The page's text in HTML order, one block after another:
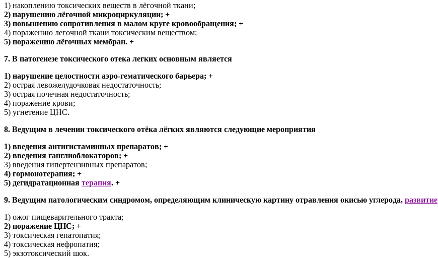
1) накоплению токсических веществ в лёгочной ткани;
2) нарушению лёгочной микроциркуляции; +
3) повышению сопротивления в малом круге кровообращения; +
4) поражению легочной ткани токсическим веществом;
5) поражению лёгочных мембран. +
7. В патогенезе токсического отека легких основным является
1) нарушение целостности аэро-гематического барьера; +
2) острая левожелудочковая недостаточность;
3) острая почечная недостаточность;
4) поражение крови;
5) угнетение ЦНС.
8. Ведущим в лечении токсического отёка лёгких являются следующие мероприятия
1) введения антигистаминных препаратов; +
2) введения ганглиоблокаторов; +
3) введения гипертензивных препаратов;
4) гормонотерапия; +
5) дегидратационная терапия. +
9. Ведущим патологическим синдромом, определяющим клиническую картину отравления окисью углерода, развитие
1) ожог пищеварительного тракта;
2) поражение ЦНС; +
3) токсическая гепатопатия;
4) токсическая нефропатия;
5) экзотоксический шок.